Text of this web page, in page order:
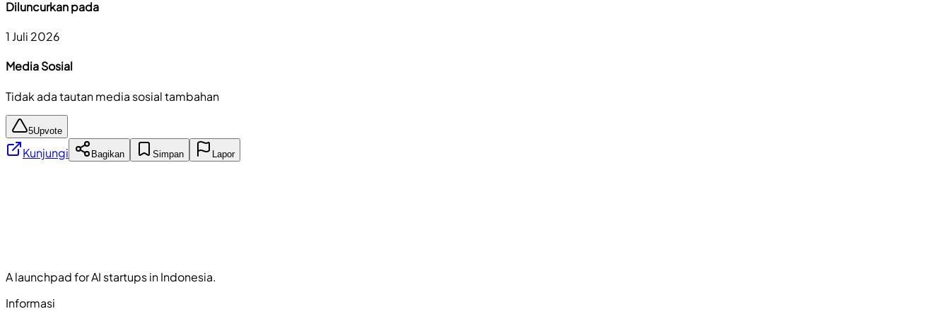
Diluncurkan pada
1 Juli 2026
Media Sosial
Tidak ada tautan media sosial tambahan
5Upvote
Kunjungi Bagikan Simpan Lapor
A launchpad for AI startups in Indonesia.
Informasi